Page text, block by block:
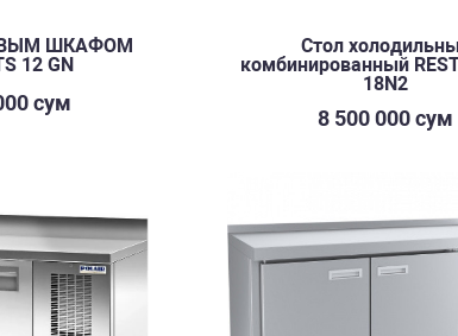
ШКАФОМ
12 GN
сум
Стол
комбинированный
18N2
8 500 000 сум